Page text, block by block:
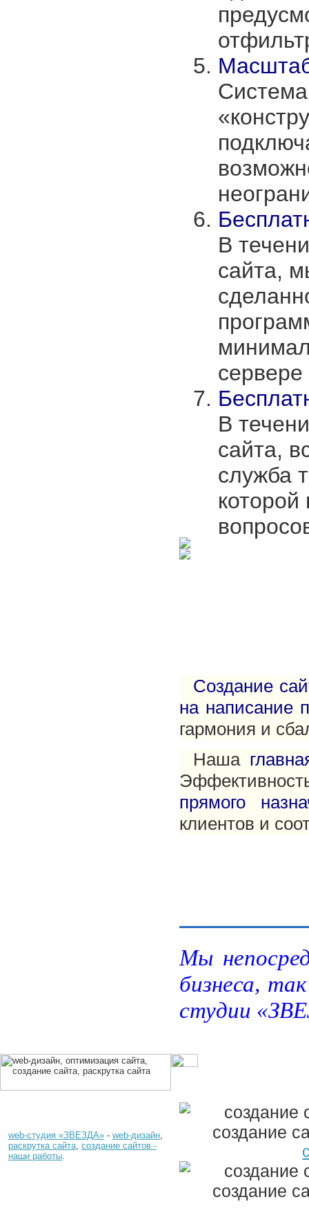
В
сайта,
сервере
В
сайта,
служба
которой
Создание
на написание
гармония и
Наша
прямого
клиентов и
Мы
бизнеса,
студии
web-студия «ЗВЕЗДА» - web-дизайн,
раскрутка сайта, создание сайтов -
наши работы.